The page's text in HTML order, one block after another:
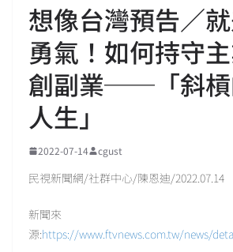
想像台灣預告／
勇氣！如何持守
創副業──「斜槓
人生」
2022-07-14 cgust
民視新聞網/社群中心/陳恩迪/2022.07.14
新聞來
源:https://www.ftvnews.com.tw/news/